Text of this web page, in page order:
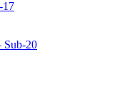
17
Sub-20